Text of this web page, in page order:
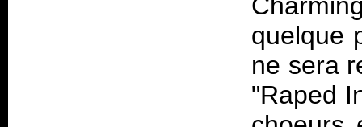
quelque
ne sera
"Raped